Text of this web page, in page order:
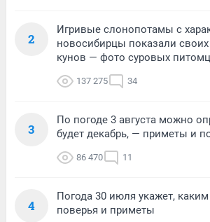
2
Игривые слонопотамы с
новосибирцы показали
кунов — фото суровых
137 275 34
3
По погоде 3 августа можно
будет декабрь, — приметы и
86 470 11
4
Погода 30 июля укажет,
поверья и приметы